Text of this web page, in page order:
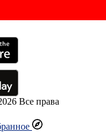
Все права